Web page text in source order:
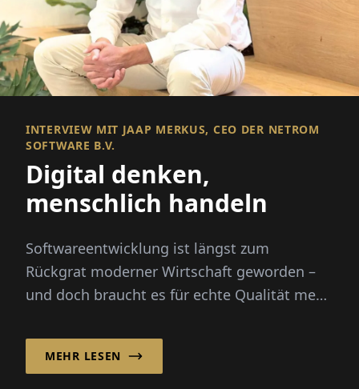
INTERVIEW MIT JAAP MERKUS, CEO DER NETROM
SOFTWARE B.V.
Digital denken,
menschlich handeln
Softwareentwicklung ist längst zum
Rückgrat moderner Wirtschaft geworden –
und doch braucht es für echte Qualität mehr
MEHR LESEN